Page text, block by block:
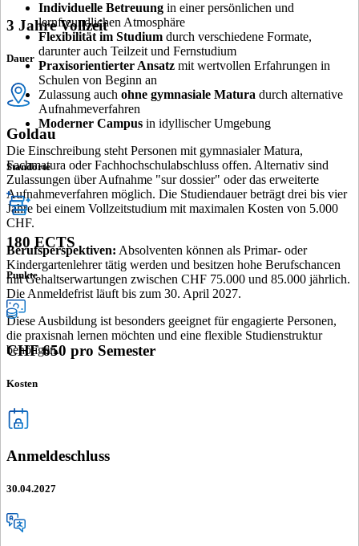
Individuelle Betreuung in einer persönlichen und
lernfreundlichen Atmosphäre
Flexibilität im Studium durch verschiedene Formate,
darunter auch Teilzeit und Fernstudium
Praxisorientierter Ansatz mit wertvollen Erfahrungen in
Schulen von Beginn an
Zulassung auch ohne gymnasiale Matura durch alternative
Aufnahmeverfahren
Moderner Campus in idyllischer Umgebung
Die Einschreibung steht Personen mit gymnasialer Matura,
Fachmatura oder Fachhochschulabschluss offen. Alternativ sind
Zulassungen über Aufnahme "sur dossier" oder das erweiterte
Aufnahmeverfahren möglich. Die Studiendauer beträgt drei bis vier
Jahre bei einem Vollzeitstudium mit maximalen Kosten von 5.000
CHF.
Berufsperspektiven: Absolventen können als Primar- oder
Kindergartenlehrer tätig werden und besitzen hohe Berufschancen
mit Gehaltserwartungen zwischen CHF 75.000 und 85.000 jährlich.
Die Anmeldefrist läuft bis zum 30. April 2027.
Diese Ausbildung ist besonders geeignet für engagierte Personen,
die praxisnah lernen möchten und eine flexible Studienstruktur
benötigen.
3 Jahre Vollzeit
Dauer
Goldau
Standorte
180 ECTS
Punkte
CHF 650 pro Semester
Kosten
Anmeldeschluss
30.04.2027